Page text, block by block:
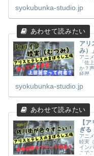
た。
syokubunka-studio.jp
アリ
み）
アニ
「佐
か？
経歴
syokubunka-studio.jp
【
ぎる
アニ
睦実
イン
こで